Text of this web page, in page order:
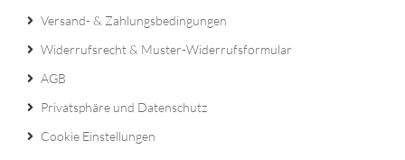
Versand- & Zahlungsbedingungen
Widerrufsrecht & Muster-Widerrufsformular
AGB
Privatsphäre und Datenschutz
Cookie Einstellungen